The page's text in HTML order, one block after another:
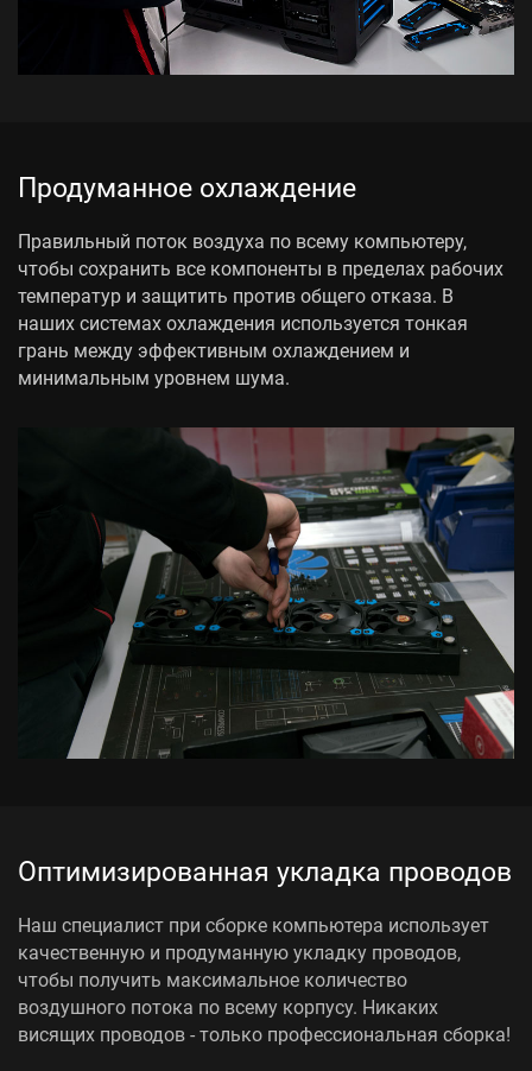
Продуманное охлаждение
Правильный поток воздуха по всему компьютеру,
чтобы сохранить все компоненты в пределах рабочих
температур и защитить против общего отказа. В
наших системах охлаждения используется тонкая
грань между эффективным охлаждением и
минимальным уровнем шума.
Оптимизированная укладка проводов
Наш специалист при сборке компьютера использует
качественную и продуманную укладку проводов,
чтобы получить максимальное количество
воздушного потока по всему корпусу. Никаких
висящих проводов - только профессиональная сборка!